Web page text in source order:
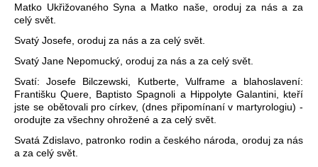
Matko Ukřižovaného Syna a Matko naše, oroduj za nás a za
celý svět.
Svatý Josefe, oroduj za nás a za celý svět.
Svatý Jane Nepomucký, oroduj za nás a za celý svět.
Svatí: Josefe Bilczewski, Kutberte, Vulframe a blahoslavení:
Františku Quere, Baptisto Spagnoli a Hippolyte Galantini, kteří
jste se obětovali pro církev, (dnes připomínaní v martyrologiu) -
orodujte za všechny ohrožené a za celý svět.
Svatá Zdislavo, patronko rodin a českého národa, oroduj za nás
a za celý svět.